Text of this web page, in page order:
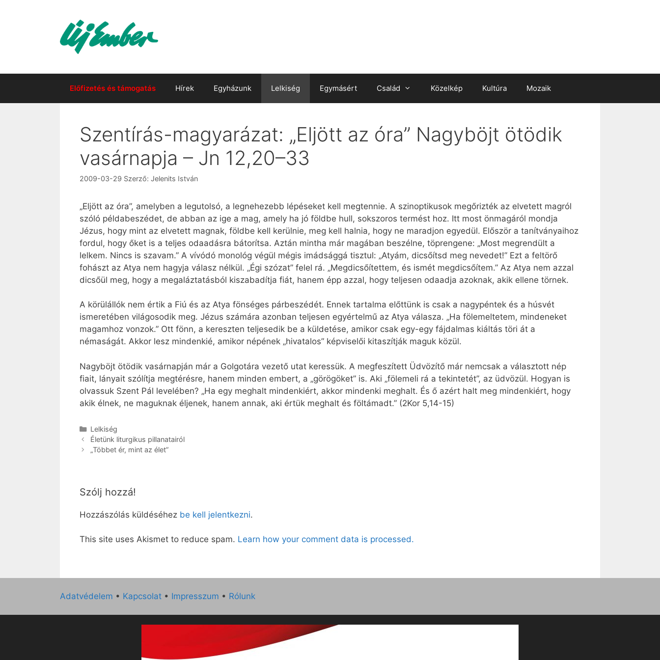
Előfizetés és támogatás Hírek Egyházunk Lelkiség Egymásért Család Közelkép Kultúra Mozaik
Szentírás-magyarázat: „Eljött az óra” Nagyböjt ötödik
vasárnapja – Jn 12,20–33
2009-03-29 Szerző: Jelenits István
„Eljött az óra”, amelyben a legutolsó, a legnehezebb lépéseket kell megtennie. A szinoptikusok megőrizték az elvetett magról
szóló példabeszédet, de abban az ige a mag, amely ha jó földbe hull, sokszoros termést hoz. Itt most önmagáról mondja
Jézus, hogy mint az elvetett magnak, földbe kell kerülnie, meg kell halnia, hogy ne maradjon egyedül. Először a tanítványaihoz
fordul, hogy őket is a teljes odaadásra bátorítsa. Aztán mintha már magában beszélne, töprengene: „Most megrendült a
lelkem. Nincs is szavam.” A vívódó monológ végül mégis imádsággá tisztul: „Atyám, dicsőítsd meg nevedet!” Ezt a feltörő
fohászt az Atya nem hagyja válasz nélkül. „Égi szózat” felel rá. „Megdicsőítettem, és ismét megdicsőítem.” Az Atya nem azzal
dicsőül meg, hogy a megaláztatásból kiszabadítja fiát, hanem épp azzal, hogy teljesen odaadja azoknak, akik ellene törnek.
A körülállók nem értik a Fiú és az Atya fönséges párbeszédét. Ennek tartalma előttünk is csak a nagypéntek és a húsvét
ismeretében világosodik meg. Jézus számára azonban teljesen egyértelmű az Atya válasza. „Ha fölemeltetem, mindeneket
magamhoz vonzok.” Ott fönn, a kereszten teljesedik be a küldetése, amikor csak egy-egy fájdalmas kiáltás töri át a
némaságát. Akkor lesz mindenkié, amikor népének „hivatalos” képviselői kitaszítják maguk közül.
Nagyböjt ötödik vasárnapján már a Golgotára vezető utat keressük. A megfeszített Üdvözítő már nemcsak a választott nép
fiait, lányait szólítja megtérésre, hanem minden embert, a „görögöket” is. Aki „fölemeli rá a tekintetét”, az üdvözül. Hogyan is
olvassuk Szent Pál levelében? „Ha egy meghalt mindenkiért, akkor mindenki meghalt. És ő azért halt meg mindenkiért, hogy
akik élnek, ne maguknak éljenek, hanem annak, aki értük meghalt és föltámadt.” (2Kor 5,14-15)
Kategória
Lelkiség
Életünk liturgikus pillanatairól
„Többet ér, mint az élet”
Szólj hozzá!
Hozzászólás küldéséhez be kell jelentkezni.
This site uses Akismet to reduce spam. Learn how your comment data is processed.
Adatvédelem • Kapcsolat • Impresszum • Rólunk